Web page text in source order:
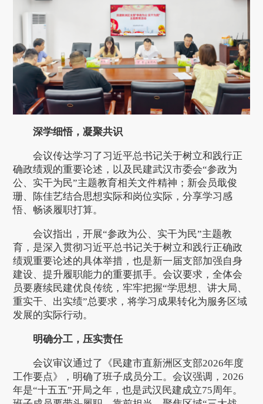
深学细悟，凝聚共识
会议传达学习了习近平总书记关于树立和践行正
确政绩观的重要论述，以及民建武汉市委会“参政为
公、实干为民”主题教育相关文件精神；新会员戢俊
珊、陈佳艺结合思想实际和岗位实际，分享学习感
悟、畅谈履职打算。
会议指出，开展“参政为公、实干为民”主题教
育，是深入贯彻习近平总书记关于树立和践行正确政
绩观重要论述的具体举措，也是新一届支部加强自身
建设、提升履职能力的重要抓手。会议要求，全体会
员要赓续民建优良传统，牢牢把握“学思想、讲大局、
重实干、出实绩”总要求，将学习成果转化为服务区域
发展的实际行动。
明确分工，压实责任
会议审议通过了《民建市直新洲区支部2026年度
工作要点》，明确了班子成员分工。会议强调，2026
年是“十五五”开局之年，也是武汉民建成立75周年。